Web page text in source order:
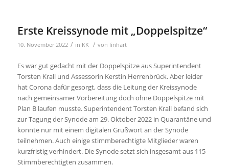
Erste Kreissynode mit „Doppelspitze“
10. November 2022 / in KK / von linhart
Es war gut gedacht mit der Doppelspitze aus Superintendent
Torsten Krall und Assessorin Kerstin Herrenbrück. Aber leider
hat Corona dafür gesorgt, dass die Leitung der Kreissynode
nach gemeinsamer Vorbereitung doch ohne Doppelspitze mit
Plan B laufen musste. Superintendent Torsten Krall befand sich
zur Tagung der Synode am 29. Oktober 2022 in Quarantäne und
konnte nur mit einem digitalen Grußwort an der Synode
teilnehmen. Auch einige stimmberechtigte Mitglieder waren
kurzfristig verhindert. Die Synode setzt sich insgesamt aus 115
Stimmberechtigten zusammen.